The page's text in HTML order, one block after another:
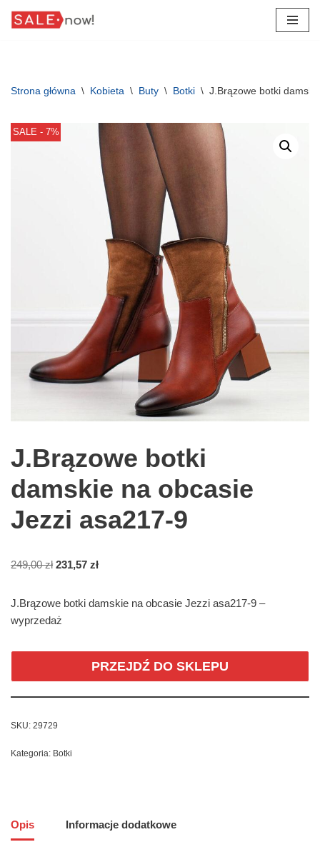
Strona główna \ Kobieta \ Buty \ Botki \ J.Brązowe botki
SALE - 7%
J.Brązowe botki
damskie na obcasie
Jezzi asa217-9
249,00zł 231,57 zł
J.Brązowe botki damskie na obcasie Jezzi asa217-9 –
wyprzedaż
PRZEJDŹ DO SKLEPU
SKU: 29729
Kategoria: Botki
Opis Informacje dodatkowe